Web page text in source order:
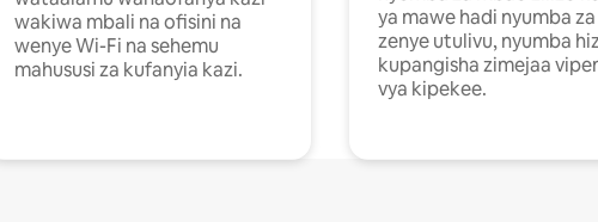
wakiwa mbali na ofisini na
wenye Wi-Fi na sehemu
mahususi za kufanyia kazi.
ya mawe hadi nyumba
zenye utulivu, nyumba
kupangisha zimejaa
vya kipekee.